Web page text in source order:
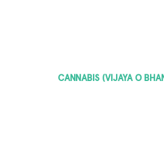
CANNABIS (VIJAYA O